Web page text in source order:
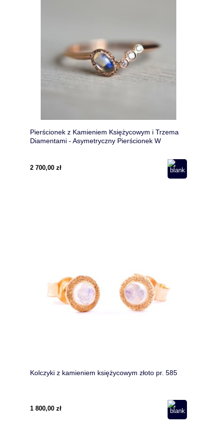
Pierścionek z Kamieniem Księżycowym i Trzema
Diamentami - Asymetryczny Pierścionek W
2 700,00 zł
Kolczyki z kamieniem księżycowym złoto pr. 585
1 800,00 zł